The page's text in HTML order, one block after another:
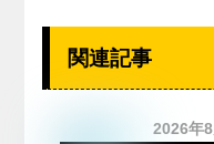
関連記事
2026年